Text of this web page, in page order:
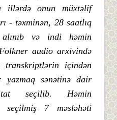
illərdəonun müxtəlif
-təxminən, 28saatlıq
alınıb və indi həmin
Folkner audio arxivində
transkriptlərin içindən
yazmaq sənətinədair
seçilib. Həmin
seçilmiş 7 məsləhəti